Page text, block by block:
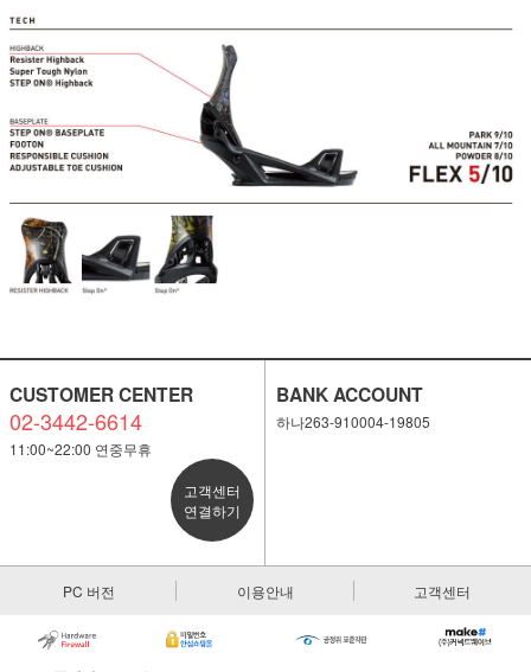
CUSTOMER CENTER
02-3442-6614
11:00~22:00 연중무휴
고객센터
연결하기
BANK ACCOUNT
하나263-910004-19805
PC 버전 이용안내 고객센터